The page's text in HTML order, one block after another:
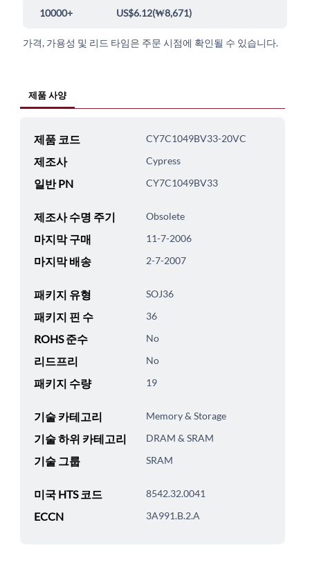
10000+ US$6.12(₩8,671)
가격, 가용성 및 리드 타임은 주문 시점에 확인될 수 있습니다.
제품 사양
제품 코드 CY7C1049BV33-20VC
제조사 Cypress
일반 PN CY7C1049BV33
제조사 수명 주기 Obsolete
마지막 구매 11-7-2006
마지막 배송 2-7-2007
패키지 유형 SOJ36
패키지 핀 수 36
ROHS 준수 No
리드프리 No
패키지 수량 19
기술 카테고리 Memory & Storage
기술 하위 카테고리 DRAM & SRAM
기술 그룹 SRAM
미국 HTS 코드 8542.32.0041
ECCN 3A991.B.2.A